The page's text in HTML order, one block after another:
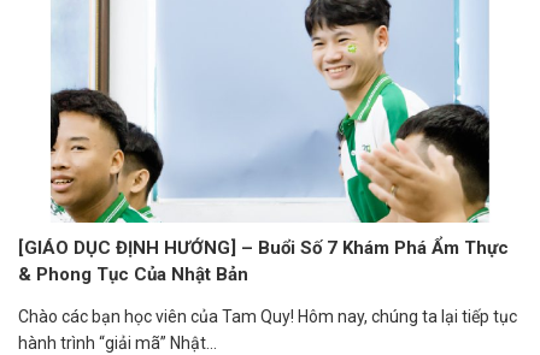
[GIÁO DỤC ĐỊNH HƯỚNG] – Buổi Số 7 Khám Phá Ẩm Thực
& Phong Tục Của Nhật Bản
Chào các bạn học viên của Tam Quy! Hôm nay, chúng ta lại tiếp tục
hành trình “giải mã” Nhật...